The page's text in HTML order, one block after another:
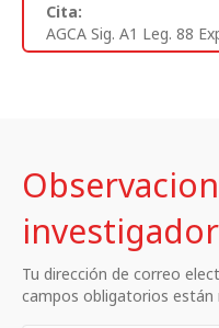
Cita:
AGCA Sig. A1 Leg. 88
investigador
Tu dirección de correo
campos obligatorios están